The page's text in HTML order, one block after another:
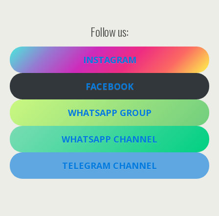
Follow us:
INSTAGRAM
FACEBOOK
WHATSAPP GROUP
WHATSAPP CHANNEL
TELEGRAM CHANNEL